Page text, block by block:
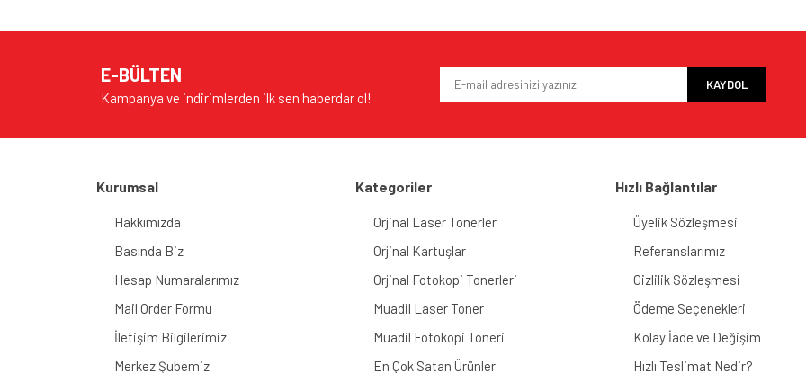
E-BÜLTEN
Kampanya ve indirimlerden ilk sen haberdar ol!
KAYDOL
Kurumsal
Hakkımızda
Basında Biz
Hesap Numaralarımız
Mail Order Formu
İletişim Bilgilerimiz
Merkez Şubemiz
Kategoriler
Orjinal Laser Tonerler
Orjinal Kartuşlar
Orjinal Fotokopi Tonerleri
Muadil Laser Toner
Muadil Fotokopi Toneri
En Çok Satan Ürünler
Hızlı Bağlantılar
Üyelik Sözleşmesi
Referanslarımız
Gizlilik Sözleşmesi
Ödeme Seçenekleri
Kolay İade ve Değişim
Hızlı Teslimat Nedir?